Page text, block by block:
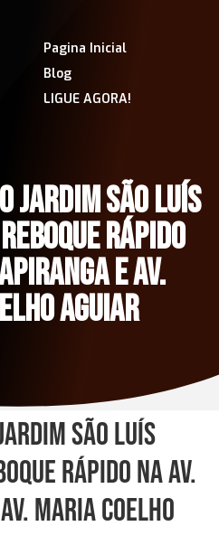
Pagina Inicial
Blog
LIGUE AGORA!
JARDIM SÃO LUÍS
RÁPIDO
E AV.
AGUIAR
São Luís
Rápido na Av.
Maria Coelho